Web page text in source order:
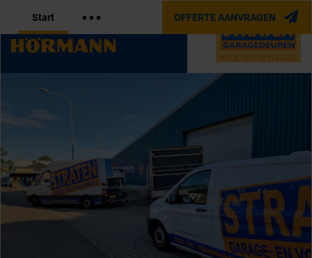
Start OFFERTE AANVRAGEN
OFFICIËLE PARTNER VAN